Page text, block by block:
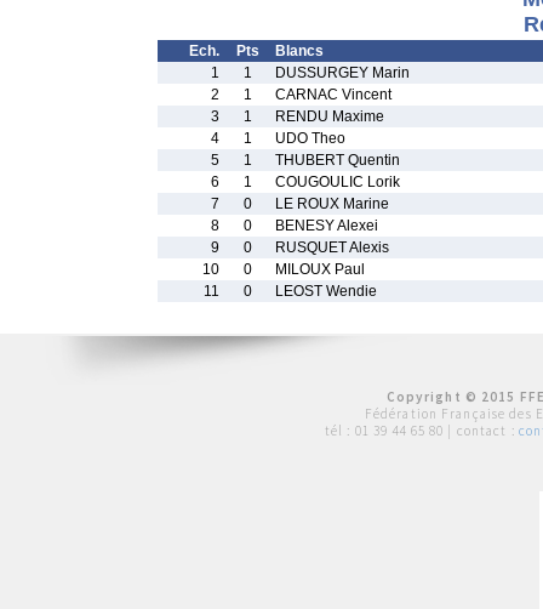
Ech. Pts
Blancs
1
1
DUSSURGEY Marin
2
1
CARNAC Vincent
3
1
RENDU Maxime
4
1
UDO Theo
5
1
THUBERT Quentin
6
1
COUGOULIC Lorik
7
0
LE ROUX Marine
8
0
BENESY Alexei
9
0
RUSQUET Alexis
10
0
MILOUX Paul
11
0 LEOST Wendie
Copyright © 2015
Fédération Française des
tél : 01 39 44 65 80 | contact :